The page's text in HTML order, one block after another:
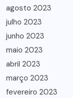
agosto 2023
julho 2023
junho 2023
maio 2023
abril 2023
março 2023
fevereiro 2023